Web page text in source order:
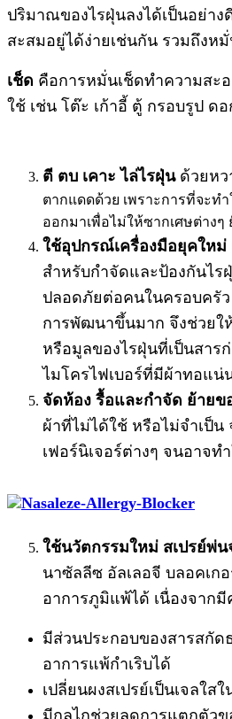
ปริมาณของไรฝุ่นลงได้เป็นอย่าง
สะสมอยู่ได้ง่ายเช่นกัน รวมถึง
เช็ด คือการหมั่นเช็ดทำความสะ
ใช้ เช่น โต๊ะ เก้าอี้ ตู้ กรอบรูป
ตี ตบ เคาะ ไล่ไรฝุ่น ด้วยห
ตากแดดด้วย เพราะการที่จะท
ออกมาเพื่อไม่ให้ซากเศษต่าง
ใช้อุปกรณ์เครื่องมือยุคใหม่
สำหรับกำจัดและป้องกันไร
ปลอดภัยต่อคนในครอบครัว
การพัฒนาขึ้นมาก จึงช่วยใ
หรือมูลของไรฝุ่นที่เป็นสาร
ไมโครไฟเบอร์ที่มีผ้าทอแน่
จัดห้อง รื้อและกำจัด ย้ายข
ผ้าที่ไม่ได้ใช้ หรือไม่จำเป็
เฟอร์นิเจอร์ต่างๆ จนอาจ
ใช้นวัตกรรมใหม่ สเปรย์พ่
นาซัลลีซ อัลเลอจี บลอคเก
อาการภูมิแพ้ได้ เนื่องจา
มีส่วนประกอบของสารสกัด
อาการแพ้กำเริบได้
เปลี่ยนผงสเปรย์เป็นเจลใ